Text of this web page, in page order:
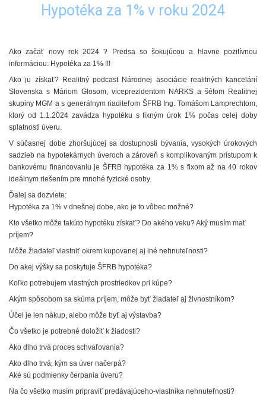
Hypotéka za 1% v roku 2024
Ako začať novy rok 2024 ? Predsa so šokujúcou a hlavne pozitívnou
informáciou: Hypotéka za 1% !!!
Ako ju získať? Realitný podcast Národnej asociácie realitných kancelárií
Slovenska s Máriom Glosom, viceprezidentom NARKS a šéfom Realitnej
skupiny MGM a s generálnym riaditeľom ŠFRB Ing. Tomášom Lamprechtom,
ktorý od 1.1.2024 zavádza hypotéku s fixným úrok 1% počas celej doby
splatnosti úveru.
V súčasnej dobe zhoršujúcej sa dostupnosti bývania, vysokých úrokových
sadzieb na hypotekárnych úveroch a zároveň s komplikovaným prístupom k
bankovému financovaniu je ŠFRB hypotéka za 1% s fixom až na 40 rokov
ideálnym riešením pre mnohé fyzické osoby.
Ďalej sa dozviete:
Hypotéka za 1% v dnešnej dobe, ako je to vôbec možné?
Kto všetko môže takúto hypotéku získať? Do akého veku? Aký musím mať
príjem?
Môže žiadateľ vlastniť okrem kupovanej aj iné nehnuteľnosti?
Do akej výšky sa poskytuje ŠFRB hypotéka?
Koľko potrebujem vlastných prostriedkov pri kúpe?
Akým spôsobom sa skúma príjem, môže byť žiadateľ aj živnostníkom?
Účel je len nákup, alebo môže byť aj výstavba?
Čo všetko je potrebné doložiť k žiadosti?
Ako dlho trvá proces schvaľovania?
Ako dlho trvá, kým sa úver načerpá?
Aké sú podmienky čerpania úveru?
Na čo všetko musím pripraviť predávajúceho-vlastníka nehnuteľnosti?